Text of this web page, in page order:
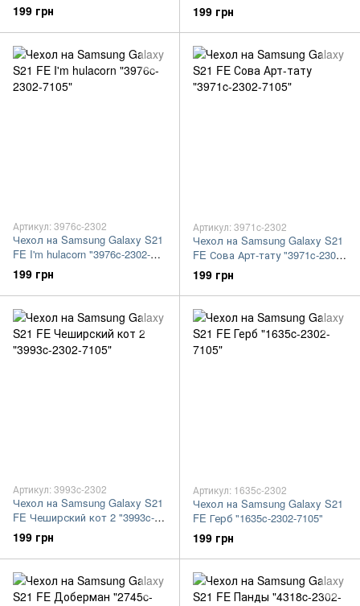
199 грн 199 грн
Артикул: 3976c-2302
Чехол на Samsung Galaxy S21
FE I'm hulacorn "3976c-2302-
7105"
199 грн
Артикул: 3971c-2302
Чехол на Samsung Galaxy S21
FE Сова Арт-тату "3971c-2302-
7105"
199 грн
Артикул: 3993c-2302
Чехол на Samsung Galaxy S21
FE Чеширский кот 2 "3993c-
2302-7105"
199 грн
Артикул: 1635c-2302
Чехол на Samsung Galaxy S21
FE Герб "1635c-2302-7105"
199 грн